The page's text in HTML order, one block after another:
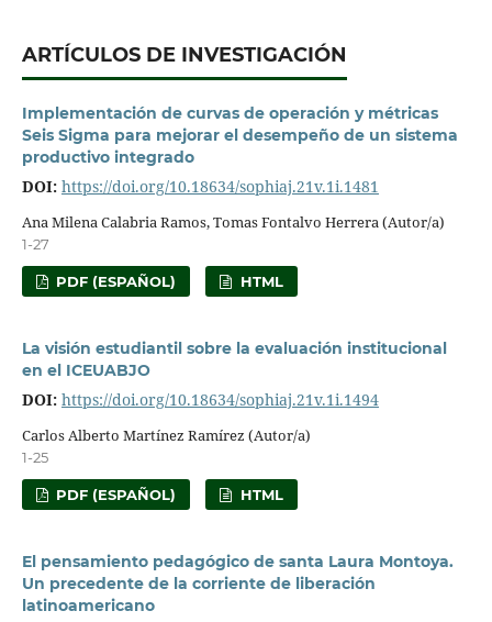
ARTÍCULOS DE INVESTIGACIÓN
Implementación de curvas de operación y métricas
Seis Sigma para mejorar el desempeño de un sistema
productivo integrado
DOI: https://doi.org/10.18634/sophiaj.21v.1i.1481
Ana Milena Calabria Ramos, Tomas Fontalvo Herrera (Autor/a)
1-27
PDF (ESPAÑOL) HTML
La visión estudiantil sobre la evaluación institucional
en el ICEUABJO
DOI: https://doi.org/10.18634/sophiaj.21v.1i.1494
Carlos Alberto Martínez Ramírez (Autor/a)
1-25
PDF (ESPAÑOL) HTML
El pensamiento pedagógico de santa Laura Montoya.
Un precedente de la corriente de liberación
latinoamericano